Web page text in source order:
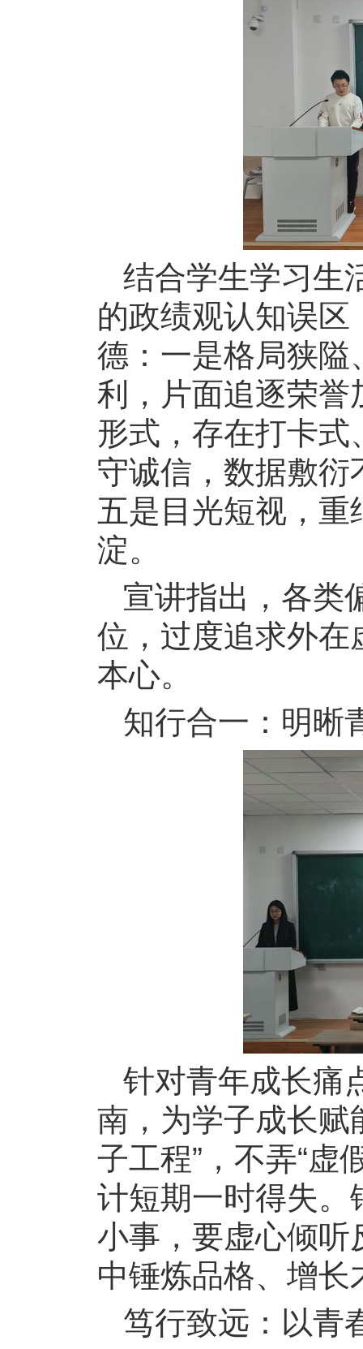
结合学生学习生
的政绩观认知误
德：一是格局狭隘
利，片面追逐荣誉
形式，存在打卡
守诚信，数据敷
五是目光短视，
淀。
宣讲指出，各类
位，过度追求外在
本心。
知行合一：明晰
针对青年成长痛
南，为学子成长赋
子工程”，不弄“虚
计短期一时得失。
小事，要虚心倾听
中锤炼品格、增长
笃行致远：以青